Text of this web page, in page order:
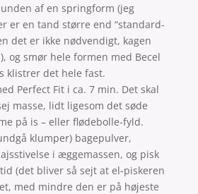
af en springform (jeg
er en tand større end “standard-
det er ikke nødvendigt, kagen
og smør hele formen med Becel
klistrer det hele fast.
Perfect Fit i ca. 7 min. Det skal
masse, lidt ligesom det søde
på is – eller flødebolle-fyld.
klumper) bagepulver,
i æggemassen, og pisk
(det bliver så sejt at el-piskeren
med mindre den er på højeste